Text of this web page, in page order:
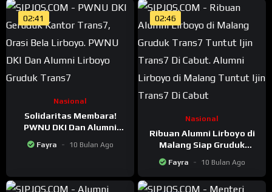
02:41
Nasional
Solidaritas Membara!
PWNU DKI Dan Alumni
Lirboyo Gruduk Trans7
Fayra 10 Bulan Ago
02:46
Nasional
Ribuan Alumni Lirboyo di
Malang Siap Gruduk
Trans7 Di Jakarta Tuntut
Ijin Trans7 Di Cabut
Fayra 10 Bulan Ago